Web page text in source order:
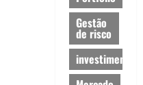
Gestão
de risco
investimentos